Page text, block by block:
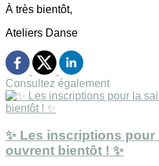
À très bientôt,
Ateliers Danse
Consultez également
✨ Les inscriptions pour
ouvrent bientôt ! ✨